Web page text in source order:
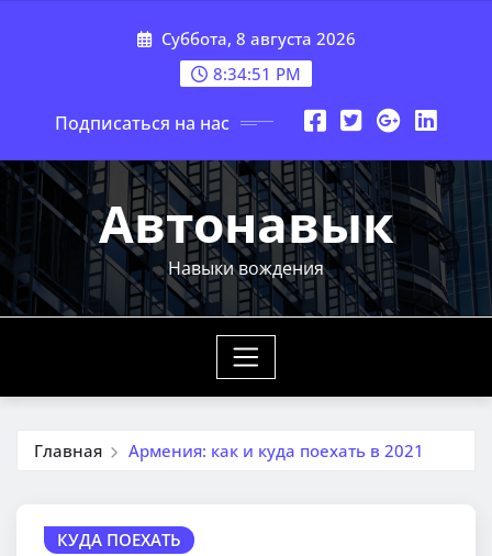
Суббота, 8 августа 2026
8:34:53 PM
Подписаться на нас
Автонавык
Навыки вождения
Главная Армения: как и куда поехать в 2021
КУДА ПОЕХАТЬ